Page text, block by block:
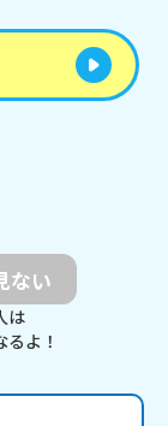
ない
は
よ！